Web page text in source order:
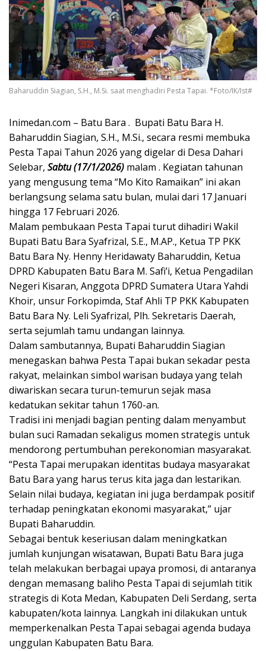
Baharuddin Siagian, S.H., M.Si. saat menghadiri Pesta Tapai. *Foto/IK/Ist#
Inimedan.com – Batu Bara . Bupati Batu Bara H.
Baharuddin Siagian, S.H., M.Si., secara resmi membuka
Pesta Tapai Tahun 2026 yang digelar di Desa Dahari
Selebar, Sabtu (17/1/2026) malam . Kegiatan tahunan
yang mengusung tema “Mo Kito Ramaikan” ini akan
berlangsung selama satu bulan, mulai dari 17 Januari
hingga 17 Februari 2026.
Malam pembukaan Pesta Tapai turut dihadiri Wakil
Bupati Batu Bara Syafrizal, S.E., M.AP., Ketua TP PKK
Batu Bara Ny. Henny Heridawaty Baharuddin, Ketua
DPRD Kabupaten Batu Bara M. Safi’i, Ketua Pengadilan
Negeri Kisaran, Anggota DPRD Sumatera Utara Yahdi
Khoir, unsur Forkopimda, Staf Ahli TP PKK Kabupaten
Batu Bara Ny. Leli Syafrizal, Plh. Sekretaris Daerah,
serta sejumlah tamu undangan lainnya.
Dalam sambutannya, Bupati Baharuddin Siagian
menegaskan bahwa Pesta Tapai bukan sekadar pesta
rakyat, melainkan simbol warisan budaya yang telah
diwariskan secara turun-temurun sejak masa
kedatukan sekitar tahun 1760-an.
Tradisi ini menjadi bagian penting dalam menyambut
bulan suci Ramadan sekaligus momen strategis untuk
mendorong pertumbuhan perekonomian masyarakat.
“Pesta Tapai merupakan identitas budaya masyarakat
Batu Bara yang harus terus kita jaga dan lestarikan.
Selain nilai budaya, kegiatan ini juga berdampak positif
terhadap peningkatan ekonomi masyarakat,” ujar
Bupati Baharuddin.
Sebagai bentuk keseriusan dalam meningkatkan
jumlah kunjungan wisatawan, Bupati Batu Bara juga
telah melakukan berbagai upaya promosi, di antaranya
dengan memasang baliho Pesta Tapai di sejumlah titik
strategis di Kota Medan, Kabupaten Deli Serdang, serta
kabupaten/kota lainnya. Langkah ini dilakukan untuk
memperkenalkan Pesta Tapai sebagai agenda budaya
unggulan Kabupaten Batu Bara.